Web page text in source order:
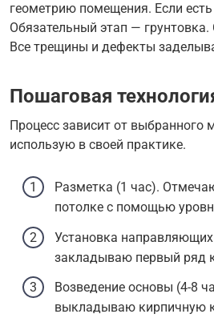
геометрию помещения. Если
Обязательный этап —
Все трещины и дефекты
Пошаговая
Процесс зависит от
использую в своей практике.
Разметка (1 час).
потолке с помощью
Установка
закладываю первый ряд
Возведение основы (4-8
выкладываю кирпичную